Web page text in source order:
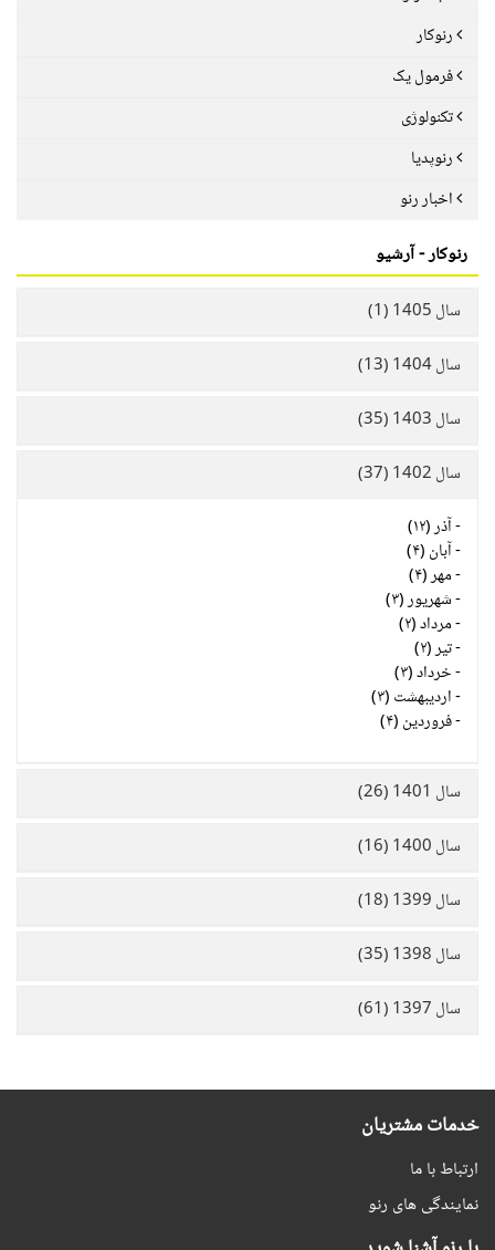
رنوکار
فرمول یک
تکنولوژی
رنوپدیا
اخبار رنو
رنوکار - آرشیو
سال 1405 (1)
سال 1404 (13)
سال 1403 (35)
سال 1402 (37)
-آذر (۱۲)
-آبان (۴)
-مهر (۴)
-شهریور (۳)
-مرداد (۲)
-تیر (۲)
-خرداد (۳)
-اردیبهشت (۳)
-فروردین (۴)
سال 1401 (26)
سال 1400 (16)
سال 1399 (18)
سال 1398 (35)
سال 1397 (61)
خدمات مشتریان
ارتباط با ما
نمایندگی های رنو